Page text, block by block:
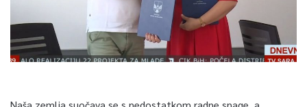
Naša zemlja suočava se s nedostatkom radne snage, a